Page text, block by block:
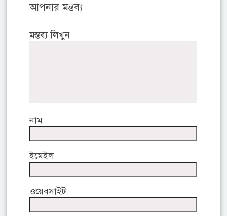
আপনার মন্তব্য
মন্তব্য লিখুন
নাম
ইমেইল
ওয়েবসাইট